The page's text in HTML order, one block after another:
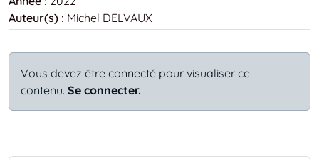
Auteur(s) : Michel DELVAUX
Vous devez être connecté pour visualiser ce
contenu. Se connecter.